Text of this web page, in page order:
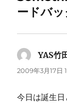
ードバッ
YAS竹
2009年3月17日
今日は誕生